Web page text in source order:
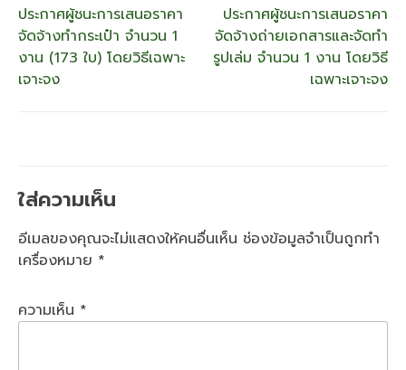
แนะแนว
เรื่อง
ประกาศผู้ชนะการเสนอราคา
จัดจ้างทำกระเป๋า จำนวน 1
งาน (173 ใบ) โดยวิธีเฉพาะ
เจาะจง
ประกาศผู้ชนะการเสนอราคา
จัดจ้างถ่ายเอกสารและจัดทำ
รูปเล่ม จำนวน 1 งาน โดยวิธี
เฉพาะเจาะจง
ใส่ความเห็น
อีเมลของคุณจะไม่แสดงให้คนอื่นเห็น ช่องข้อมูลจำเป็นถูกทำ
เครื่องหมาย *
ความเห็น *